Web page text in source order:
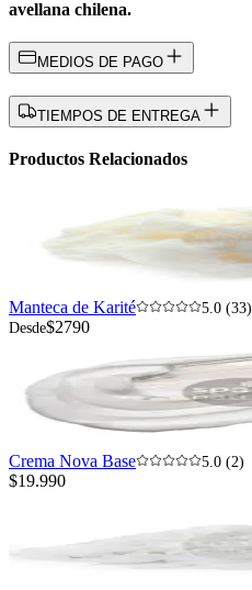
avellana chilena.
MEDIOS DE PAGO
TIEMPOS DE ENTREGA
Productos Relacionados
Manteca de Karité
5.0 (33)
Desde$2790
Crema Nova Base 5.0 (2)
$19.990